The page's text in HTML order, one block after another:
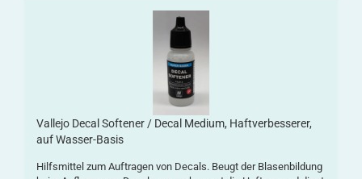
Vallejo Decal Softener / Decal Medium, Haftverbesserer,
auf Wasser-Basis
Hilfsmittel zum Auftragen von Decals. Beugt der Blasenbildung